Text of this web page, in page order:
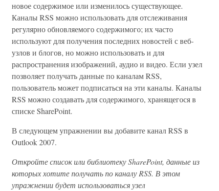
новое содержимое или изменилось существующее.
Каналы RSS можно использовать для отслеживания
регулярно обновляемого содержимого; их часто
используют для получения последних новостей с веб-
узлов и блогов, но можно использовать и для
распространения изображений, аудио и видео. Если узел
позволяет получать данные по каналам RSS,
пользователь может подписаться на эти каналы. Каналы
RSS можно создавать для содержимого, хранящегося в
списке SharePoint.
В следующем упражнении вы добавите канал RSS в
Outlook 2007.
Откройте список или библиотеку SharePoint, данные из
которых хотите получать по каналу RSS. В этом
упражнении будет использоваться узел